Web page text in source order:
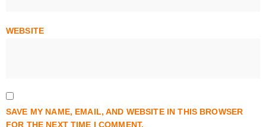
WEBSITE
SAVE MY NAME, EMAIL, AND WEBSITE IN THIS BROWSER
FOR THE NEXT TIME I COMMENT.